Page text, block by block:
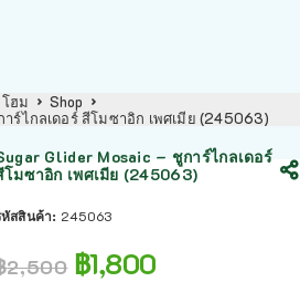
โฮม
Shop
าร์ไกลเดอร์ สีโมซาอิก เพศเมีย (245063)
Glider Mosaic – ชูการ์ไกลเดอร์
โมซาอิก เพศเมีย (245063)
สสินค้า: 245063
2,500 ฿1,800